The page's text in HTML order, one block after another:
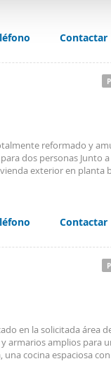
los anuncios,
sobre el uso
web, quienes
ideal para
y vamos a verlo.
Contactar
reformado y
dos personas Junto
exterior en planta
Contactar
en la solicitada área
armarios amplios para
cocina espaciosa con